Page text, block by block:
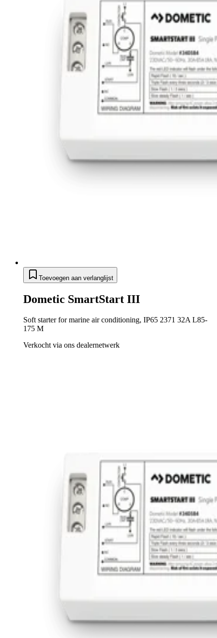
Toevoegen aan verlanglijst
Dometic SmartStart III
Soft starter for marine air conditioning, IP65 2371 32A L85-
175 M
Verkocht via ons dealernetwerk